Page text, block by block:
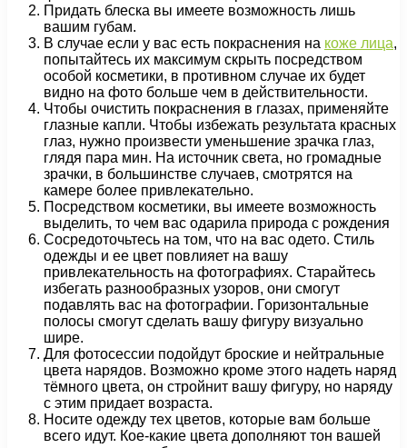
Придать блеска вы имеете возможность лишь
вашим губам.
В случае если у вас есть покраснения на коже лица,
попытайтесь их максимум скрыть посредством
особой косметики, в противном случае их будет
видно на фото больше чем в действительности.
Чтобы очистить покраснения в глазах, применяйте
глазные капли. Чтобы избежать результата красных
глаз, нужно произвести уменьшение зрачка глаз,
глядя пара мин. На источник света, но громадные
зрачки, в большинстве случаев, смотрятся на
камере более привлекательно.
Посредством косметики, вы имеете возможность
выделить, то чем вас одарила природа с рождения
Сосредоточьтесь на том, что на вас одето. Стиль
одежды и ее цвет повлияет на вашу
привлекательность на фотографиях. Старайтесь
избегать разнообразных узоров, они смогут
подавлять вас на фотографии. Горизонтальные
полосы смогут сделать вашу фигуру визуально
шире.
Для фотосессии подойдут броские и нейтральные
цвета нарядов. Возможно кроме этого надеть наряд
тёмного цвета, он стройнит вашу фигуру, но наряду
с этим придает возраста.
Носите одежду тех цветов, которые вам больше
всего идут. Кое-какие цвета дополняют тон вашей